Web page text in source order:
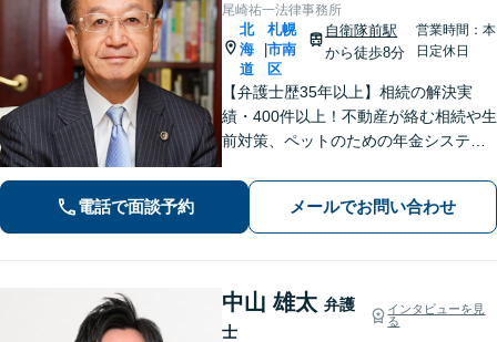
尾崎祐一法律事務所
北
海
道
札幌
市南
区
自衛隊前駅
から徒歩8分
営業時間：本
日定休日
【弁護士歴35年以上】相続の解決実
績・400件以上！不動産が絡む相続や生
前対策、ペットのための年金システム
金・刑事事件・不動産トラブルなど幅
広く対応。依頼者の背景に潜む原因を
しっかり把握することを心がけていま
す。
電話で面談予約 メールでお問い合わせ
中山 雄太 弁護
士
インタビューを見
る